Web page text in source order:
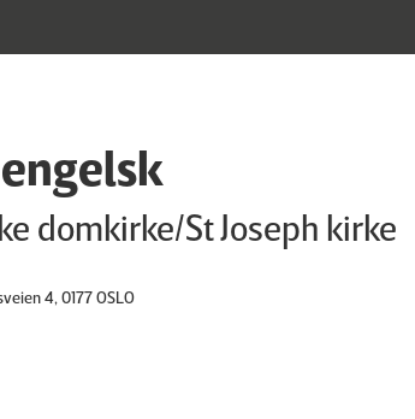
domkirke/St Joseph kirke
4, 0177 OSLO